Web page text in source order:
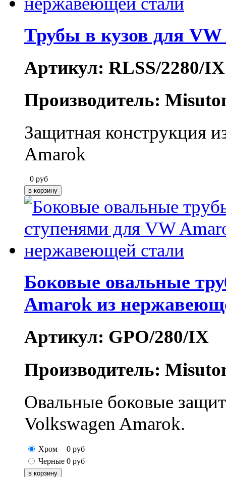
Трубы в кузов для
Артикул: RLSS/2280/IX
Производитель:
Защитная конструкция
Amarok
0 руб
Боковые овальные
Amarok из
Артикул: GPO/280/IX
Производитель:
Овальные боковые
Volkswagen Amarok.
Хром 0 руб
Черные 0 руб